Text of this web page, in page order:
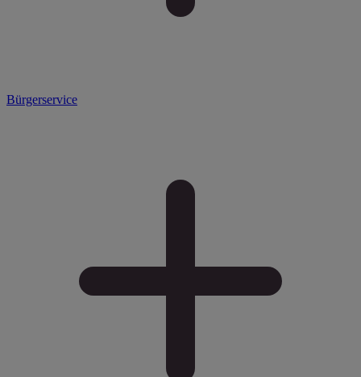
Bürgerservice